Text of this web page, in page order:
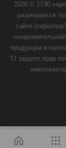
2026 © 1730
разрешается
сайте
продукции и
“О защите прав